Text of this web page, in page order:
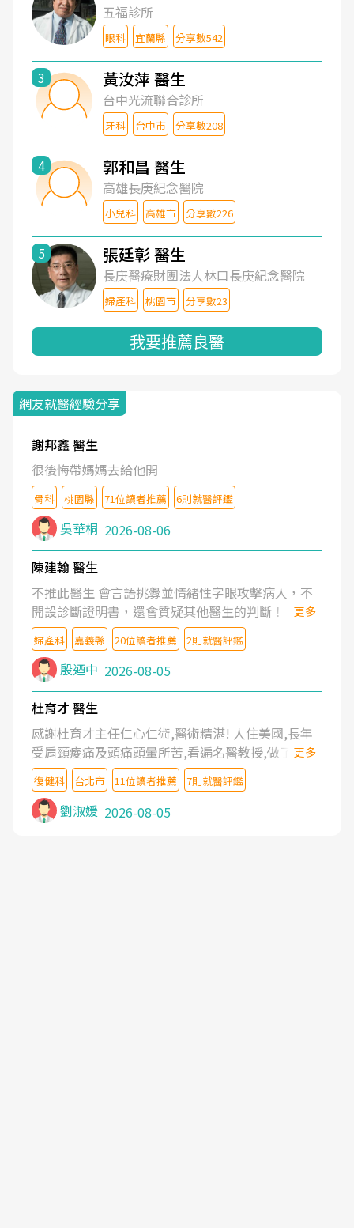
五福診所
眼科 宜蘭縣 分享數542
3 黃汝萍 醫生
台中光流聯合診所
牙科 台中市 分享數208
4 郭和昌 醫生
高雄長庚紀念醫院
小兒科 高雄市 分享數226
5 張廷彰 醫生
長庚醫療財團法人林口長庚紀念醫院
婦產科 桃園市 分享數23
我要推薦良醫
網友就醫經驗分享
謝邦鑫 醫生
很後悔帶媽媽去給他開
骨科 桃園縣 71位讀者推薦 6則就醫評鑑
吳華桐 2026-08-06
陳建翰 醫生
不推此醫生 會言語挑釁並情緒性字眼攻擊病人，不
開設診斷證明書，還會質疑其他醫生的判斷！
更多
婦產科 嘉義縣 20位讀者推薦 2則就醫評鑑
殷迺中 2026-08-05
杜育才 醫生
感謝杜育才主任仁心仁術,醫術精湛! 人住美國,長年
受肩頸痠痛及頭痛頭暈所苦,看遍名醫教授,做了各種
檢查,也嘗試過西醫打針,中醫針灸及物理徒手治療都
沒有用,後來連吃到嗎啡類止痛藥都效果有限,只是壓
症狀,沒多久就痛起來,多年失眠嚴重影響生活品質.
台灣親友介紹忠孝醫院杜育才主任是頸頭症候群專
更多
復健科 台北市 11位讀者推薦 7則就醫評鑑
劉淑媛 2026-08-05